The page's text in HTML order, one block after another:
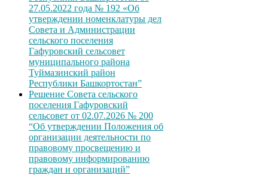
27.05.2022 года № 192 «Об
утверждении номенклатуры дел
Совета и Администрации
сельского поселения
Гафуровский сельсовет
муниципального района
Туймазинский район
Республики Башкортостан”
Решение Совета сельского
поселения Гафуровский
сельсовет от 02.07.2026 № 200
“Об утверждении Положения об
организации деятельности по
правовому просвещению и
правовому информированию
граждан и организаций”